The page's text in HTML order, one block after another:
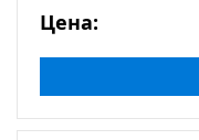
Цена: